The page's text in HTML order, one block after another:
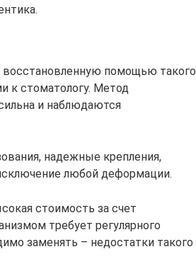
помощью такого
к стоматологу. Метод
и наблюдаются
надежные крепления,
любой деформации.
стоимость за счет
требует регулярного
заменять – недостатки такого